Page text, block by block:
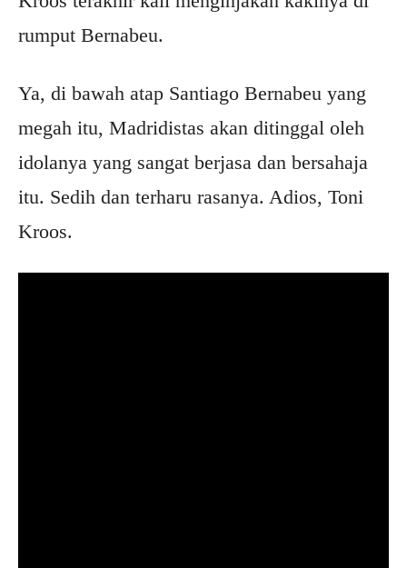
rumput Bernabeu.
Ya, di bawah atap Santiago Bernabeu yang
megah itu, Madridistas akan ditinggal oleh
idolanya yang sangat berjasa dan bersahaja
itu. Sedih dan terharu rasanya. Adios, Toni
Kroos.